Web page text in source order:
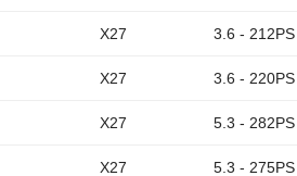
X27 3.6 - 212PS
X27 3.6 - 220PS
X27 5.3 - 282PS
X27 5.3 - 275PS